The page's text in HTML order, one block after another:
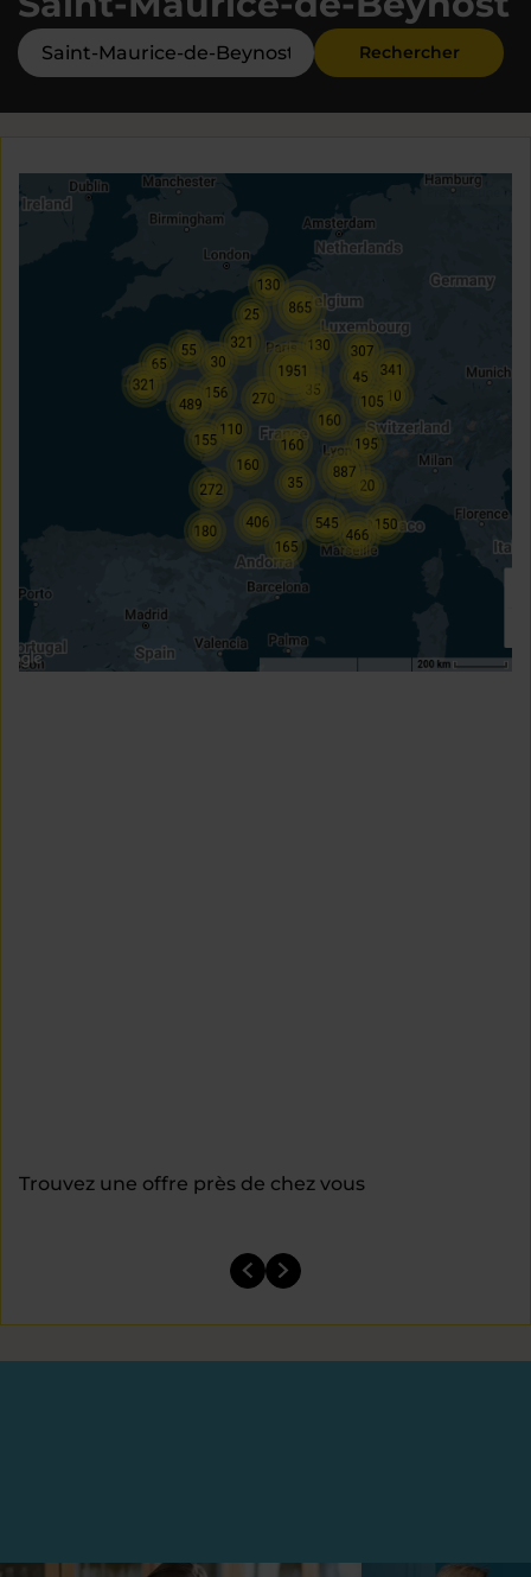
Rechercher
Trouvez une offre près de chez vous